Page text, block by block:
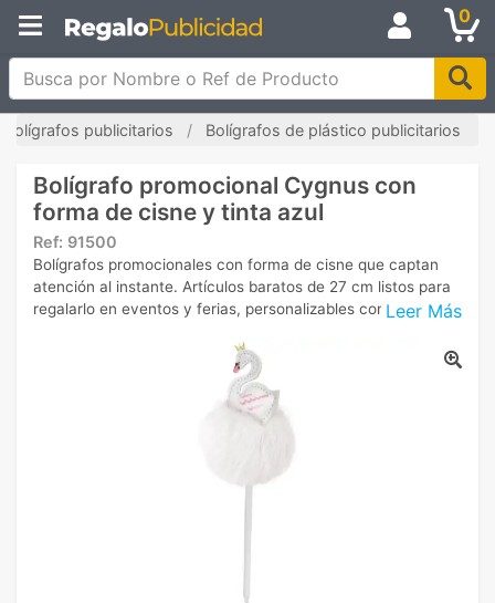
0
Busca por Nombre o Ref de Producto
Bolígrafos publicitarios Bolígrafos de plástico publicitarios
Bolígrafo promocional Cygnus con
forma de cisne y tinta azul
Ref: 91500
Leer Más
Bolígrafos promocionales con forma de cisne que captan
atención al instante. Artículos baratos de 27 cm listos para
regalarlo en eventos y ferias, personalizables con tu logo.